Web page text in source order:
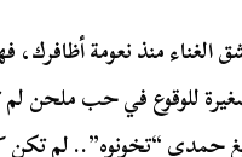
الغناء منذ نعومة أظافرك،
للوقوع في حب ملحن
حمدي “تخونوه”.. لم تكن